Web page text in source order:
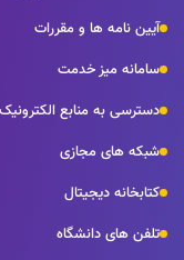
آیین نامه ها و مقررات
سامانه میز خدمت
دسترسی به منابع الکترونیک
شبکه های مجازی
کتابخانه دیجیتال
تلفن های دانشگاه